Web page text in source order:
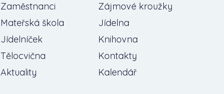
Zaměstnanci
Zájmové kroužky
Mateřská škola
Jídelna
Jídelníček
Knihovna
Tělocvična
Kontakty
Aktuality
Kalendář